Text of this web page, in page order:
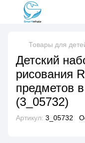
Товары для
Детский
рисования
предметов
(3_05732)
Артикул: 3_05732